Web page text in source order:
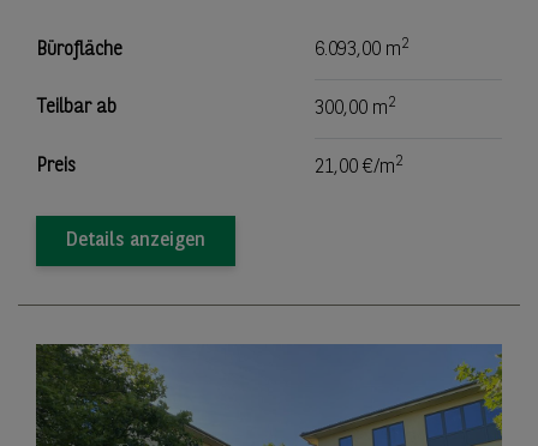
Bürofläche 6.093,00 m2
Teilbar ab 300,00 m2
Preis 21,00 €/m2
Details anzeigen